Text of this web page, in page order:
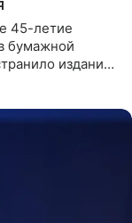
45-летие
бумажной
издание